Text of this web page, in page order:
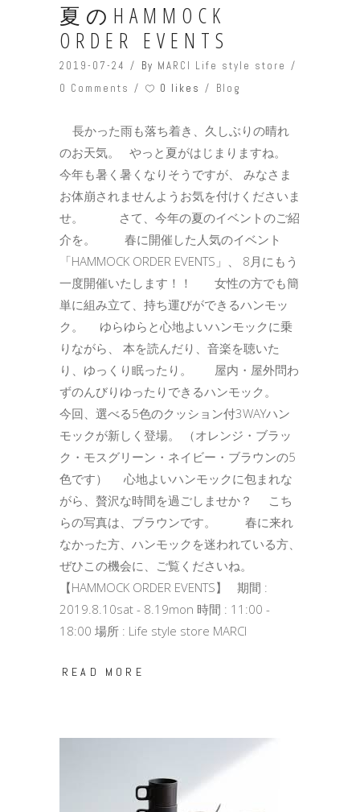
夏のHAMMOCK
ORDER EVENTS
2019-07-24 By MARCI Life style store
0 Comments
0 likes Blog
長かった雨も落ち着き、久しぶりの晴れ
のお天気。 やっと夏がはじまりますね。
今年も暑く暑くなりそうですが、 みなさま
お体崩されませんようお気を付けくださいま
せ。 さて、今年の夏のイベントのご紹
介を。 春に開催した人気のイベント
「HAMMOCK ORDER EVENTS」、 8月にもう
一度開催いたします！！ 女性の方でも簡
単に組み立て、持ち運びができるハンモッ
ク。 ゆらゆらと心地よいハンモックに乗
りながら、 本を読んだり、音楽を聴いた
り、ゆっくり眠ったり。 屋内・屋外問わ
ずのんびりゆったりできるハンモック。
今回、選べる5色のクッション付3WAYハン
モックが新しく登場。 （オレンジ・ブラッ
ク・モスグリーン・ネイビー・ブラウンの5
色です） 心地よいハンモックに包まれな
がら、贅沢な時間を過ごしませか？ こち
らの写真は、ブラウンです。 春に来れ
なかった方、ハンモックを迷われている方、
ぜひこの機会に、ご覧くださいね。
【HAMMOCK ORDER EVENTS】 期間 :
2019.8.10sat - 8.19mon 時間 : 11:00 -
18:00 場所 : Life style store MARCI
READ MORE